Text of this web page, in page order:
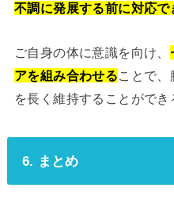
不調に発展する前に対応で
ご自身の体に意識を向け、
アを組み合わせることで
を長く維持することができ
6. まとめ